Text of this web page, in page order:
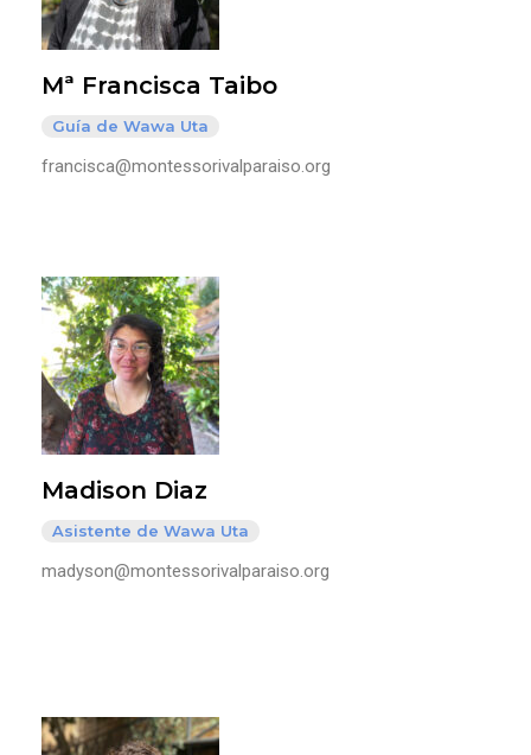
Mª Francisca Taibo
Guía de Wawa Uta
francisca@montessorivalparaiso.org
Madison Diaz
Asistente de Wawa Uta
madyson@montessorivalparaiso.org